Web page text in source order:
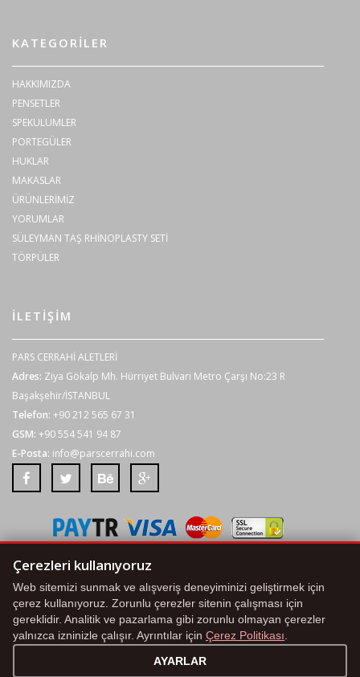
KATEGORILER
HAKKIMIZDA
PENSETLER
SPEKULUMLER
PORTEGÜLER
HUKLAR
MAKASLAR
ÜRÜNLERİMİZ
YORUMLAR
SÜLEYMAN TAŞ RHİNOPLASTY SETİ
TÖRPÜLER
İLETIŞIM
PARS CERRAHİ ALETLERİ
Adres: Ziya Gökalp Mh. Hürriyet Bulvarı Metro Çarşı No:23 R
Başakşehir/İSTANBUL
Telefon: +90 212 565 67 31
GSM: +90 554 541 94 87
E-Posta: info@parscerrahi.com
Tüm kredi kartı bilgileriniz 2048 bit SSL Sertifikası ile korunmaktadır.
Çerez Politikası | KVKK Aydınlatma Metni | Çerez Ayarları
© 2020 . BY . ALL RIGHTS RESERVED.
Çerezleri kullanıyoruz
Web sitemizi sunmak ve alışveriş deneyiminizi geliştirmek için
çerez kullanıyoruz. Zorunlu çerezler sitenin çalışması için
gereklidir. Analitik ve pazarlama gibi zorunlu olmayan çerezler
yalnızca izninizle çalışır. Ayrıntılar için Çerez Politikası.
AYARLAR